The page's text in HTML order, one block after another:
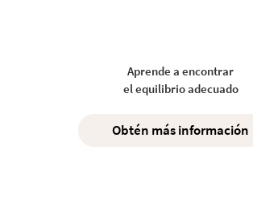
Aprende a encontrar
el equilibrio adecuado
Obtén más información